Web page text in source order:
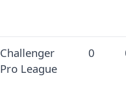
Challenger
Pro League
0